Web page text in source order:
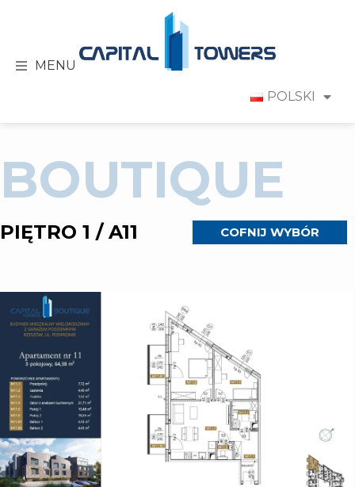
MENU
POLSKI
BOUTIQUE
PIĘTRO 1 / A11 COFNIJ WYBÓR